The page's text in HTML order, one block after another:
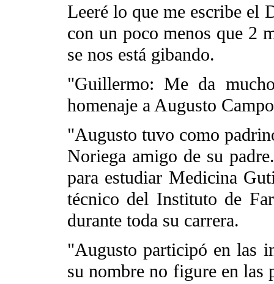
Leeré lo que me escribe el
con un poco menos que 2
se nos está gibando.
"Guillermo: Me da
homenaje a Augusto
"Augusto tuvo como
Noriega amigo de su
para estudiar Medicina
técnico del Instituto de
durante toda su carrera.
"Augusto participó en las
su nombre no figure en las